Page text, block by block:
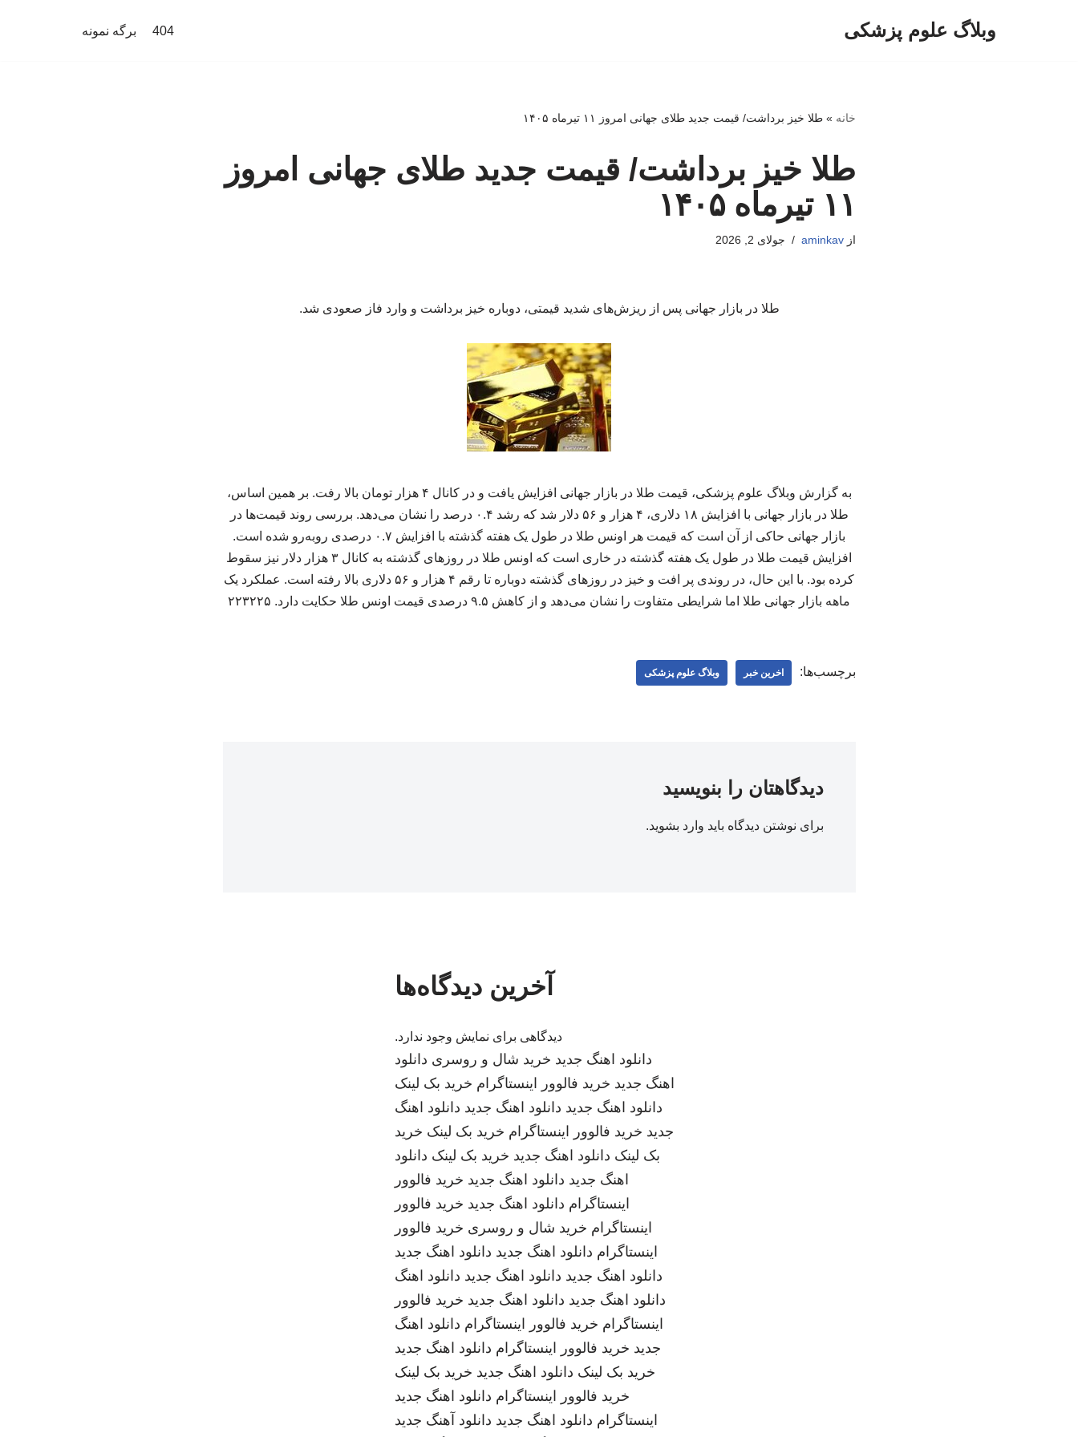
وبلاگ علوم پزشکی 404 برگه نمونه
خانه »طلا خیز برداشت/ قیمت جدید طلای جهانی امروز ۱۱ تیرماه ۱۴۰۵
طلا خیز برداشت/ قیمت جدید طلای جهانی امروز
۱۱ تیرماه ۱۴۰۵
ازaminkav جولای 2, 2026
طلا در بازار جهانی پس از ریزش‌های شدید قیمتی، دوباره خیز برداشت و وارد فاز صعودی شد.
به گزارش وبلاگ علوم پزشکی، قیمت طلا در بازار جهانی افزایش یافت و در کانال ۴ هزار تومان بالا رفت. بر همین اساس،
طلا در بازار جهانی با افزایش ۱۸ دلاری، ۴ هزار و ۵۶ دلار شد که رشد ۰.۴ درصد را نشان می‌دهد. بررسی روند قیمت‌ها در
بازار جهانی حاکی از آن است که قیمت هر اونس طلا در طول یک هفته گذشته با افزایش ۰.۷ درصدی روبه‌رو شده است.
افزایش قیمت طلا در طول یک هفته گذشته در خاری است که اونس طلا در روزهای گذشته به کانال ۳ هزار دلار نیز سقوط
کرده بود. با این حال، در روندی پر افت و خیز در روزهای گذشته دوباره تا رقم ۴ هزار و ۵۶ دلاری بالا رفته است. عملکرد یک
ماهه بازار جهانی طلا اما شرایطی متفاوت را نشان می‌دهد و از کاهش ۹.۵ درصدی قیمت اونس طلا حکایت دارد. ۲۲۳۲۲۵
برچسب‌ها: اخرین خبر وبلاگ علوم پزشکی
دیدگاهتان را بنویسید
برای نوشتن دیدگاه باید وارد بشوید.
آخرین دیدگاه‌ها
دیدگاهی برای نمایش وجود ندارد.
دانلود اهنگ جدید خرید شال و روسری دانلود
اهنگ جدید خرید فالوور اینستاگرام خرید بک لینک
دانلود اهنگ جدید دانلود اهنگ جدید دانلود اهنگ
جدید خرید فالوور اینستاگرام خرید بک لینک خرید
بک لینک دانلود اهنگ جدید خرید بک لینک دانلود
اهنگ جدید دانلود اهنگ جدید خرید فالوور
اینستاگرام دانلود اهنگ جدید خرید فالوور
اینستاگرام خرید شال و روسری خرید فالوور
اینستاگرام دانلود اهنگ جدید دانلود اهنگ جدید
دانلود اهنگ جدید دانلود اهنگ جدید دانلود اهنگ
دانلود اهنگ جدید دانلود اهنگ جدید خرید فالوور
اینستاگرام خرید فالوور اینستاگرام دانلود اهنگ
جدید خرید فالوور اینستاگرام دانلود اهنگ جدید
خرید بک لینک دانلود اهنگ جدید خرید بک لینک
خرید فالوور اینستاگرام دانلود اهنگ جدید
اینستاگرام دانلود اهنگ جدید دانلود آهنگ جدید